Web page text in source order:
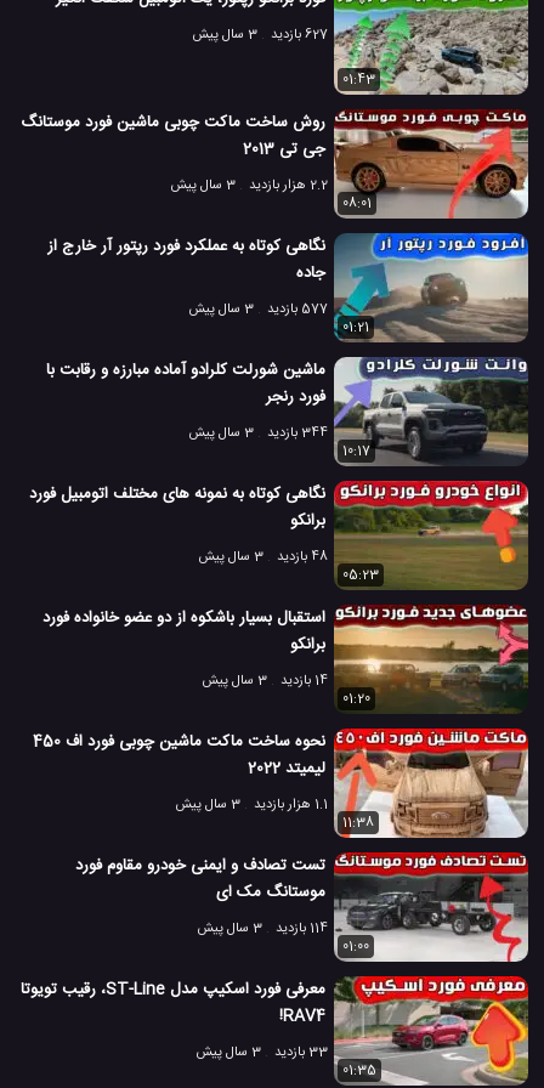
627 بازدید 3 سال پیش
01:43
روش ساخت ماکت چوبی ماشین فورد موستانگ
جی تی 2013
2.2 هزار بازدید
3 سال پیش
08:01
نگاهی کوتاه به عملکرد فورد رپتور آر خارج از
جاده
577 بازدید
3 سال پیش
01:21
ماشین شورلت کلرادو آماده مبارزه و رقابت با
فورد رنجر
344 بازدید
3 سال پیش
10:17
نگاهی کوتاه به نمونه های مختلف اتومبیل فورد
برانکو
48 بازدید
3 سال پیش
05:23
استقبال بسیار باشکوه از دو عضو خانواده فورد
برانکو
14 بازدید
3 سال پیش
01:20
نحوه ساخت ماکت ماشین چوبی فورد اف 450
لیمیتد 2022
1.1 هزار بازدید
3 سال پیش
11:38
تست تصادف و ایمنی خودرو مقاوم فورد
موستانگ مک ای
114 بازدید
3 سال پیش
01:00
معرفی فورد اسکیپ مدل ST-Line، رقیب تویوتا
RAV4!
33 بازدید
3 سال پیش
01:35